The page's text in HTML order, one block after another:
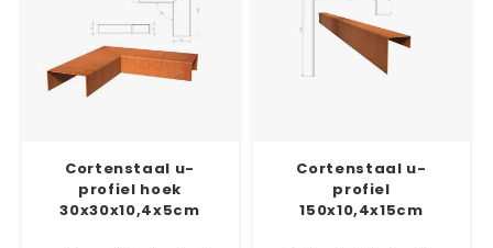
Cortenstaal u-
profiel hoek
30x30x10,4x5cm
Cortenstaal u-
profiel
150x10,4x15cm